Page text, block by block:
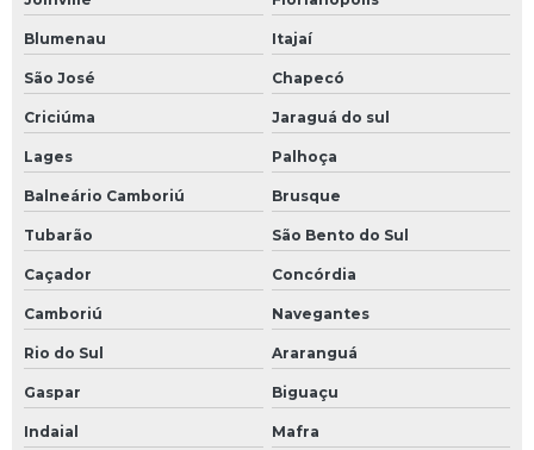
Blumenau Itajaí
São José Chapecó
Criciúma Jaraguá do sul
Lages Palhoça
Balneário Camboriú Brusque
Tubarão São Bento do Sul
Caçador Concórdia
Camboriú Navegantes
Rio do Sul Araranguá
Gaspar Biguaçu
Indaial Mafra